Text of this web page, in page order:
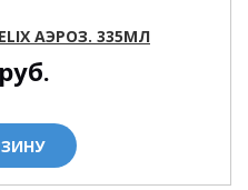
АЭРОЗ. 335МЛ
руб.